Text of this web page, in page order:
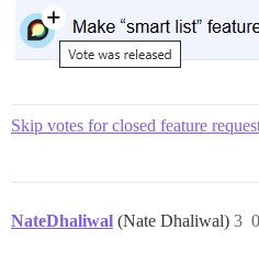
Skip votes for closed feature
NateDhaliwal (Nate Dhaliwal) 3